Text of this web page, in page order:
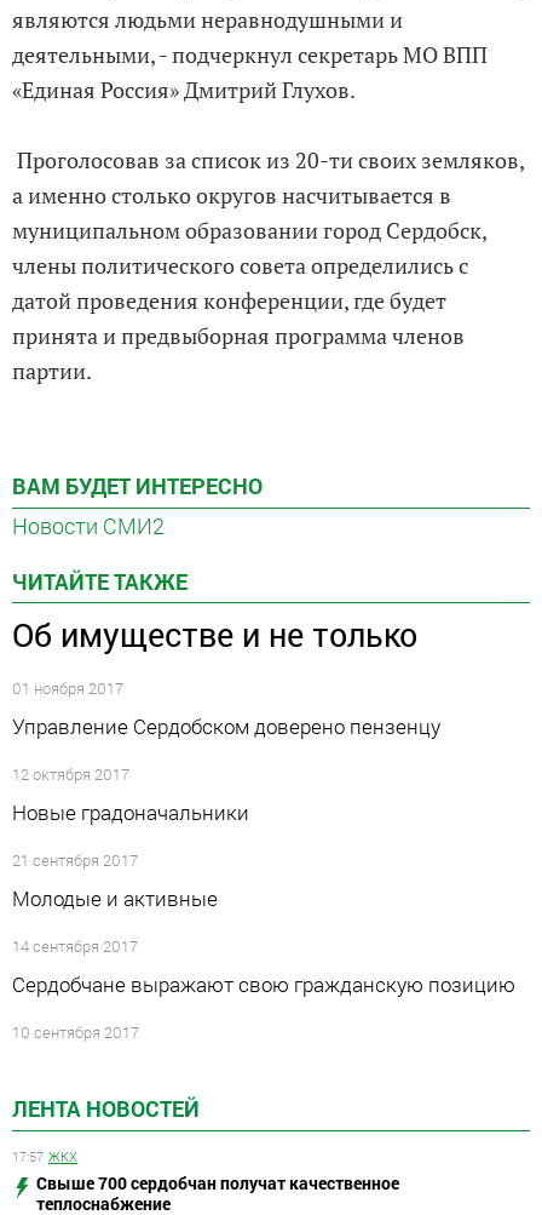
ЛЕНТА НОВОСТЕЙ
17:57 ЖКХ
Свыше 700 сердобчан получат качественное
теплоснабжение
являются людьми неравнодушными и
деятельными, - подчеркнул секретарь МО ВПП
«Единая Россия» Дмитрий Глухов.
Проголосовав за список из 20-ти своих земляков,
а именно столько округов насчитывается в
муниципальном образовании город Сердобск,
члены политического совета определились с
датой проведения конференции, где будет
принята и предвыборная программа членов
партии.
ВАМ БУДЕТ ИНТЕРЕСНО
Новости СМИ2
ЧИТАЙТЕ ТАКЖЕ
Об имуществе и не только
01 ноября 2017
Управление Сердобском доверено пензенцу
12 октября 2017
Новые градоначальники
21 сентября 2017
Молодые и активные
14 сентября 2017
Сердобчане выражают свою гражданскую позицию
10 сентября 2017